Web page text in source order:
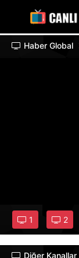
Haber Global
1 2
Diğer Kanallar